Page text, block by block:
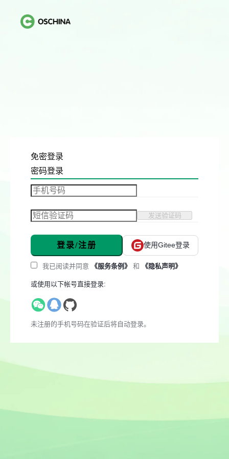
免密登录
密码登录
发送验证码
登录/注册 使用Gitee登录
我已阅读并同意 《服务条例》 和 《隐私声明》
或使用以下帐号直接登录:
未注册的手机号码在验证后将自动登录。